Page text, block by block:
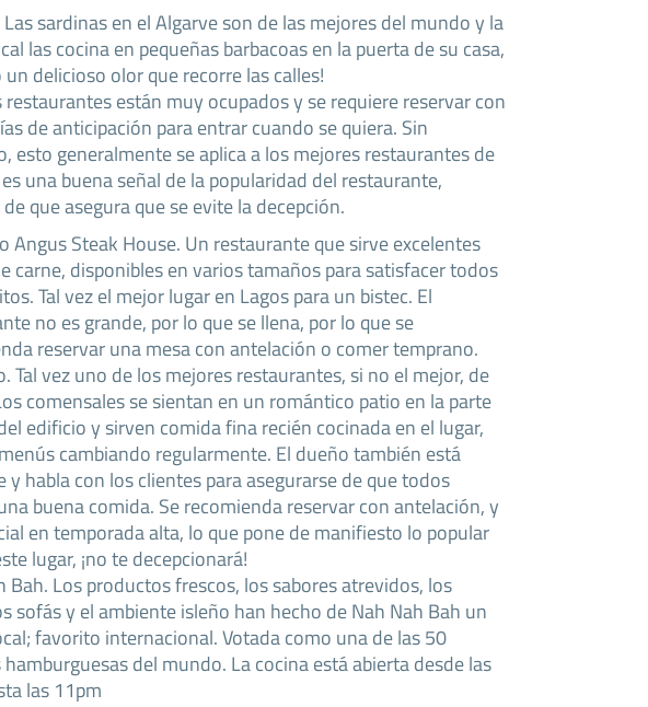
sardinas en el Algarve son de las mejores del mundo y la
las cocina en pequeñas barbacoas en la puerta de su casa,
delicioso olor que recorre las calles!
están muy ocupados y se requiere reservar con
de anticipación para entrar cuando se quiera. Sin
esto generalmente se aplica a los mejores restaurantes de
una buena señal de la popularidad del restaurante,
que asegura que se evite la decepción.
Angus Steak House. Un restaurante que sirve excelentes
carne, disponibles en varios tamaños para satisfacer todos
Tal vez el mejor lugar en Lagos para un bistec. El
no es grande, por lo que se llena, por lo que se
reservar una mesa con antelación o comer temprano.
Tal vez uno de los mejores restaurantes, si no el mejor, de
comensales se sientan en un romántico patio en la parte
edificio y sirven comida fina recién cocinada en el lugar,
cambiando regularmente. El dueño también está
y habla con los clientes para asegurarse de que todos
buena comida. Se recomienda reservar con antelación, y
en temporada alta, lo que pone de manifiesto lo popular
lugar, ¡no te decepcionará!
Bah. Los productos frescos, los sabores atrevidos, los
sofás y el ambiente isleño han hecho de Nah Nah Bah un
favorito internacional. Votada como una de las 50
del mundo. La cocina está abierta desde las
las 11pm